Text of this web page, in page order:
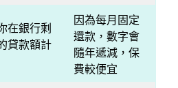
在銀行剩
貸款額計
因為每月固定
還款，數字會
隨年遞減，保
費較便宜